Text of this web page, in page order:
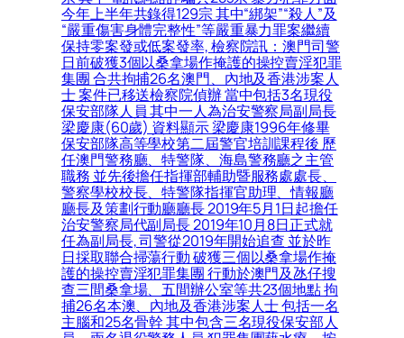
今年上半年共錄得129宗 其中“綁架”“殺人”及
“嚴重傷害身體完整性”等嚴重暴力罪案繼續
保持零案發或低案發率, 檢察院訊：澳門司警
日前破獲3個以桑拿場作掩護的操控賣淫犯罪
集團 合共拘捕26名澳門、內地及香港涉案人
士 案件已移送檢察院偵辦 當中包括3名現役
保安部隊人員 其中一人為治安警察局副局長
梁慶康(60歲) 資料顯示 梁慶康1996年修畢
保安部隊高等學校第二屆警官培訓課程後 歷
任澳門警務廳、特警隊、海島警務廳之主管
職務 並先後擔任指揮部輔助暨服務處處長、
警察學校校長、特警隊指揮官助理、情報廳
廳長及策劃行動廳廳長 2019年5月1日起擔任
治安警察局代副局長 2019年10月8日正式就
任為副局長, 司警從2019年開始追查 並於昨
日採取聯合掃蕩行動 破獲三個以桑拿場作掩
護的操控賣淫犯罪集團 行動於澳門及氹仔搜
查三間桑拿場、五間辦公室等共23個地點 拘
捕26名本澳、內地及香港涉案人士 包括一名
主腦和25名骨幹 其中包含三名現役保安部人